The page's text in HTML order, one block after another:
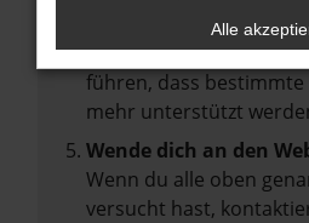
Veraltete Software birgt
Sicherheitsrisiko,
führen, dass
mehr unterstützt
Wende dich an den
Wenn du alle oben
versucht hast,
Alle